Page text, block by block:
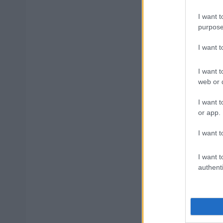
I want
I want
I want
web or
I want
or app.
I want
I want
ΑΣΕΠ:
ΑΣΕΠ -